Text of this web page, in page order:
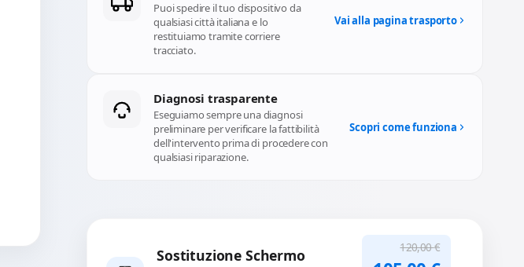
Puoi spedire il tuo dispositivo da
qualsiasi città italiana e lo
restituiamo tramite corriere
tracciato.
Vai alla pagina trasporto
Diagnosi trasparente
Eseguiamo sempre una diagnosi
preliminare per verificare la fattibilità
dell'intervento prima di procedere con
qualsiasi riparazione.
Scopri come funziona
Sostituzione Schermo 120,00€